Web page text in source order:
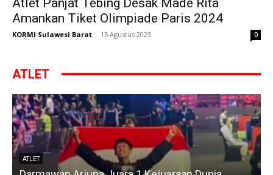
Amankan Tiket Olimpiade Paris 2024
KORMI Sulawesi Barat - 15 Agustus 2023 0
ATLET
ATLET